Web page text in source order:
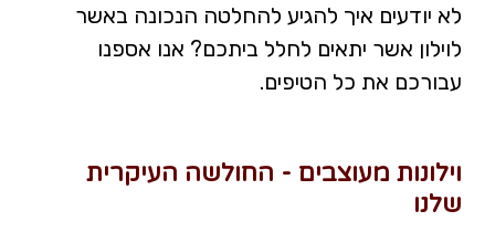
לא יודעים איך להגיע להחלטה הנכונה באשר
לוילון אשר יתאים לחלל ביתכם? אנו אספנו
עבורכם את כל הטיפים.
וילונות מעוצבים - החולשה העיקרית
שלנו